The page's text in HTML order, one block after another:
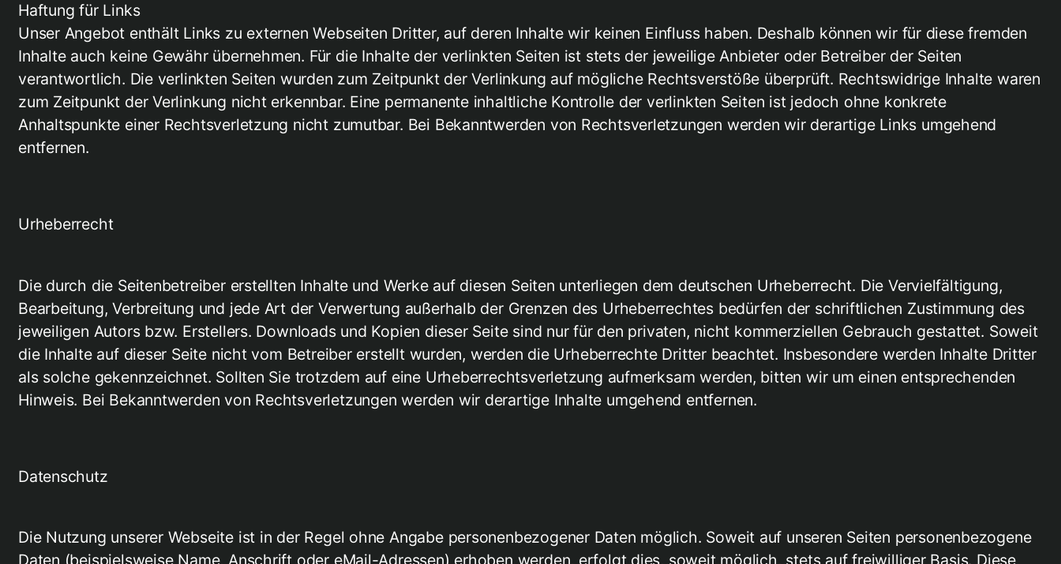
Haftung für Links
Unser Angebot enthält Links zu externen Webseiten Dritter, auf deren Inhalte wir keinen Einfluss haben. Deshalb können wir für diese fremden
Inhalte auch keine Gewähr übernehmen. Für die Inhalte der verlinkten Seiten ist stets der jeweilige Anbieter oder Betreiber der Seiten
verantwortlich. Die verlinkten Seiten wurden zum Zeitpunkt der Verlinkung auf mögliche Rechtsverstöße überprüft. Rechtswidrige Inhalte waren
zum Zeitpunkt der Verlinkung nicht erkennbar. Eine permanente inhaltliche Kontrolle der verlinkten Seiten ist jedoch ohne konkrete
Anhaltspunkte einer Rechtsverletzung nicht zumutbar. Bei Bekanntwerden von Rechtsverletzungen werden wir derartige Links umgehend
entfernen.
Urheberrecht
Die durch die Seitenbetreiber erstellten Inhalte und Werke auf diesen Seiten unterliegen dem deutschen Urheberrecht. Die Vervielfältigung,
Bearbeitung, Verbreitung und jede Art der Verwertung außerhalb der Grenzen des Urheberrechtes bedürfen der schriftlichen Zustimmung des
jeweiligen Autors bzw. Erstellers. Downloads und Kopien dieser Seite sind nur für den privaten, nicht kommerziellen Gebrauch gestattet. Soweit
die Inhalte auf dieser Seite nicht vom Betreiber erstellt wurden, werden die Urheberrechte Dritter beachtet. Insbesondere werden Inhalte Dritter
als solche gekennzeichnet. Sollten Sie trotzdem auf eine Urheberrechtsverletzung aufmerksam werden, bitten wir um einen entsprechenden
Hinweis. Bei Bekanntwerden von Rechtsverletzungen werden wir derartige Inhalte umgehend entfernen.
Datenschutz
Die Nutzung unserer Webseite ist in der Regel ohne Angabe personenbezogener Daten möglich. Soweit auf unseren Seiten personenbezogene